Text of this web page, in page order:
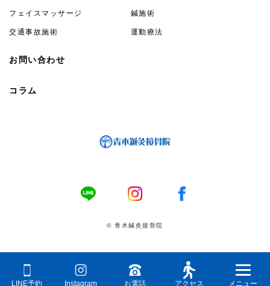
フェイスマッサージ 鍼施術
交通事故施術 運動療法
お問い合わせ
コラム
© 青木鍼灸接骨院
LINE予約 Instagram お電話 アクセス メニュー